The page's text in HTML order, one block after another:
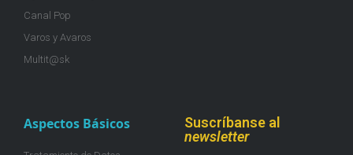
Canal Pop
Varos y Avaros
Multit@sk
Aspectos Básicos
Suscríbanse al
newsletter